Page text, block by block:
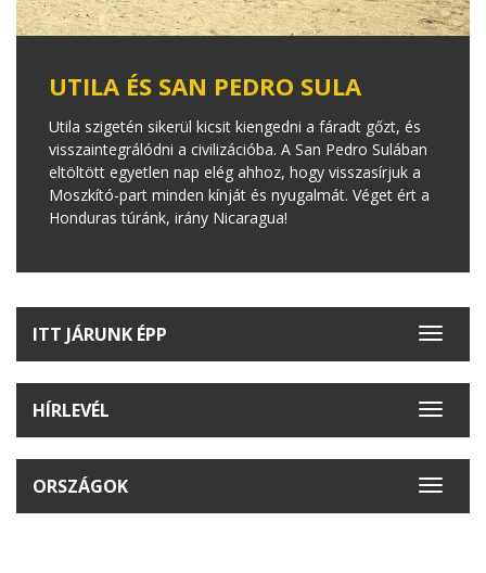
UTILA ÉS SAN PEDRO SULA
Utila szigetén sikerül kicsit kiengedni a fáradt gőzt, és
visszaintegrálódni a civilizációba. A San Pedro Sulában
eltöltött egyetlen nap elég ahhoz, hogy visszasírjuk a
Moszkító-part minden kínját és nyugalmát. Véget ért a
Honduras túránk, irány Nicaragua!
Toggle
ITT JÁRUNK ÉPP
Toggle
HÍRLEVÉL
Toggle
ORSZÁGOK